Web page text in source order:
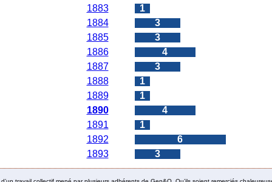
1883
1
1884
3
1885
3
1886
4
1887
3
1888
1
1889
1
1890
4
1891
1
1892
6
1893
3